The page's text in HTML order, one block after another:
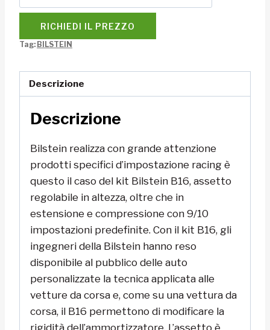
RICHIEDI IL PREZZO
Tag: BILSTEIN
Descrizione
Descrizione
Bilstein realizza con grande attenzione
prodotti specifici d’impostazione racing è
questo il caso del kit Bilstein B16, assetto
regolabile in altezza, oltre che in
estensione e compressione con 9/10
impostazioni predefinite. Con il kit B16, gli
ingegneri della Bilstein hanno reso
disponibile al pubblico delle auto
personalizzate la tecnica applicata alle
vetture da corsa e, come su una vettura da
corsa, il B16 permettono di modificare la
rigidità dell’ammortizzatore. L’assetto è